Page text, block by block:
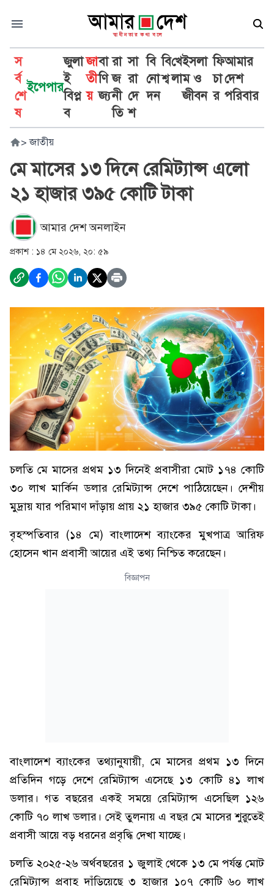
স
র্ব
শে
ষ
ইপেপার
জুলা
ই
বিপ্ল
ব
জা
তী
য়
বা
ণি
জ্য
রা
জ
নী
তি
সা
রা
দে
শ
বি
নো
দন
বি
শ্ব
খে
লা
ইসলা
ম ও
জীবন
ফি
চা
র
আমার
দেশ
পরিবার
> জাতীয়
মে মাসের ১৩ দিনে রেমিট্যান্স এলো
২১ হাজার ৩৯৫ কোটি টাকা
আমার দেশ অনলাইন
প্রকাশ : ১৪ মে ২০২৬, ২০: ৫৯
চলতি মে মাসের প্রথম ১৩ দিনেই প্রবাসীরা মোট ১৭৪ কোটি
৩০ লাখ মার্কিন ডলার রেমিট্যান্স দেশে পাঠিয়েছেন। দেশীয়
মুদ্রায় যার পরিমাণ দাঁড়ায় প্রায় ২১ হাজার ৩৯৫ কোটি টাকা।
বৃহস্পতিবার (১৪ মে) বাংলাদেশ ব্যাংকের মুখপাত্র আরিফ
হোসেন খান প্রবাসী আয়ের এই তথ্য নিশ্চিত করেছেন।
বিজ্ঞাপন
বাংলাদেশ ব্যাংকের তথ্যানুযায়ী, মে মাসের প্রথম ১৩ দিনে
প্রতিদিন গড়ে দেশে রেমিট্যান্স এসেছে ১৩ কোটি ৪১ লাখ
ডলার। গত বছরের একই সময়ে রেমিট্যান্স এসেছিল ১২৬
কোটি ৭০ লাখ ডলার। সেই তুলনায় এ বছর মে মাসের শুরুতেই
প্রবাসী আয়ে বড় ধরনের প্রবৃদ্ধি দেখা যাচ্ছে।
চলতি ২০২৫-২৬ অর্থবছরের ১ জুলাই থেকে ১৩ মে পর্যন্ত মোট
রেমিট্যান্স প্রবাহ দাঁড়িয়েছে ৩ হাজার ১০৭ কোটি ৬০ লাখ